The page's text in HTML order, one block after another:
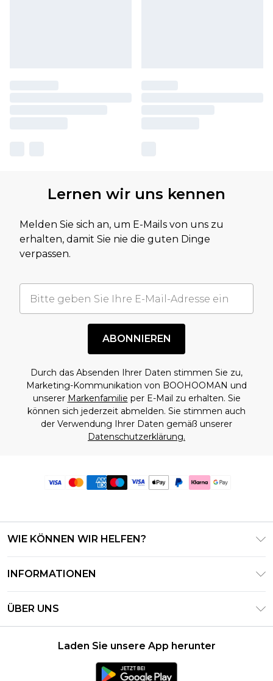
Lernen wir uns kennen
Melden Sie sich an, um E-Mails von uns zu
erhalten, damit Sie nie die guten Dinge
verpassen.
ABONNIEREN
Durch das Absenden Ihrer Daten stimmen Sie zu,
Marketing-Kommunikation von BOOHOOMAN und
unserer Markenfamilie per E-Mail zu erhalten. Sie
können sich jederzeit abmelden. Sie stimmen auch
der Verwendung Ihrer Daten gemäß unserer
Datenschutzerklärung.
WIE KÖNNEN WIR HELFEN?
Meine Bestellung verfolgen & zurücksenden
Lieferoptionen
Rückgaberecht – Aktualisiert Mai 2026
INFORMATIONEN
Geschäftsbedingungen – Aktualisiert Juni 2026
Geschenkkarten-Guthaben
ÜBER UNS
Erklärung Zur Modernen Sklaverei
Laden Sie unsere App herunter